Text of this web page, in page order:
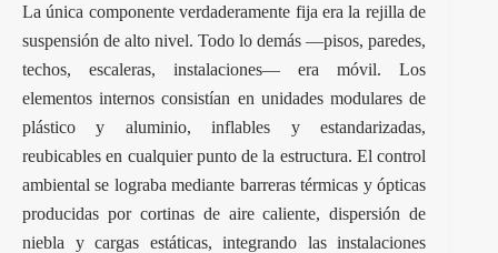
La única componente verdaderamente fija era la rejilla de
suspensión de alto nivel. Todo lo demás —pisos, paredes,
techos, escaleras, instalaciones— era móvil. Los
elementos internos consistían en unidades modulares de
plástico y aluminio, inflables y estandarizadas,
reubicables en cualquier punto de la estructura. El control
ambiental se lograba mediante barreras térmicas y ópticas
producidas por cortinas de aire caliente, dispersión de
niebla y cargas estáticas, integrando las instalaciones